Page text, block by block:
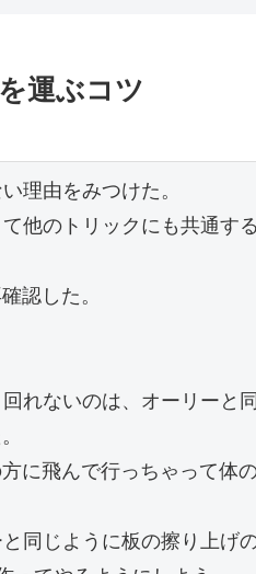
運ぶコツ
理由をみつけた。
他のトリックにも共通す
認した。
れないのは、オーリーと
に飛んで行っちゃって体
同じように板の擦り上げ